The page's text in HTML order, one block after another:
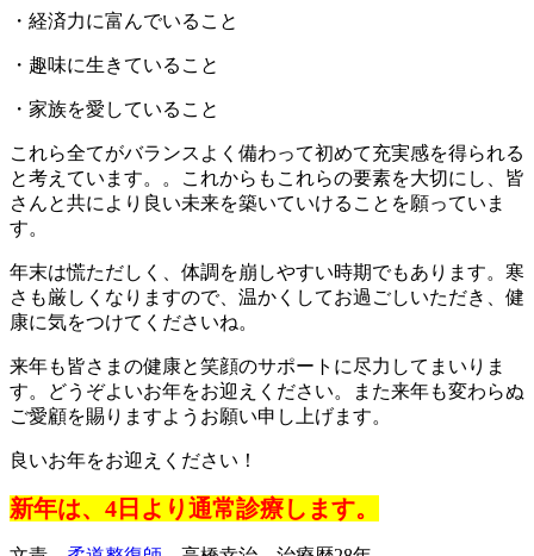
・経済力に富んでいること
・趣味に生きていること
・家族を愛していること
これら全てがバランスよく備わって初めて充実感を得られる
と考えています。。これからもこれらの要素を大切にし、皆
さんと共により良い未来を築いていけることを願っていま
す。
年末は慌ただしく、体調を崩しやすい時期でもあります。寒
さも厳しくなりますので、温かくしてお過ごしいただき、健
康に気をつけてくださいね。
来年も皆さまの健康と笑顔のサポートに尽力してまいりま
す。どうぞよいお年をお迎えください。また来年も変わらぬ
ご愛顧を賜りますようお願い申し上げます。
良いお年をお迎えください！
新年は、4日より通常診療します。